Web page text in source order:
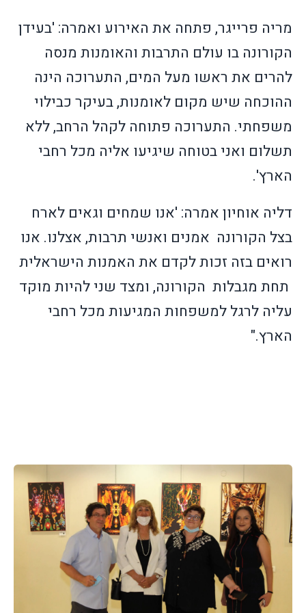
מריה פרייגר, פתחה את האירוע ואמרה: 'בעידן
הקורונה בו עולם התרבות והאומנות מנסה
להרים את ראשו מעל המים, התערוכה הינה
ההוכחה שיש מקום לאומנות, בעיקר כבילוי
משפחתי. התערוכה פתוחה לקהל הרחב, ללא
תשלום ואני בטוחה שיגיעו אליה מכל רחבי
הארץ'.
דליה אוחיון אמרה: 'אנו שמחים וגאים לארח
בצל הקורונה אמנים ואנשי תרבות, אצלנו. אנו
רואים בזה זכות לקדם את האמנות הישראלית
תחת מגבלות הקורונה, ומצד שני להיות מוקד
עליה לרגל למשפחות המגיעות מכל רחבי
הארץ."